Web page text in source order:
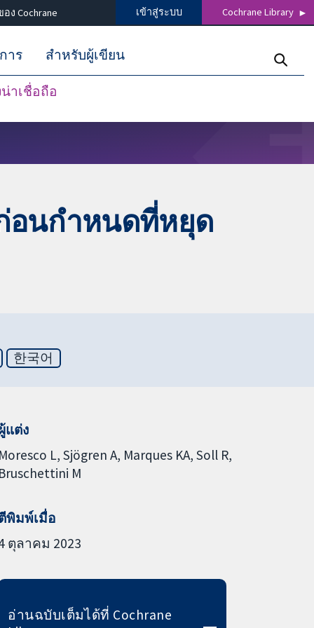
ง Cochrane เข้าสู่ระบบ Cochrane Library
าเชื่อถือ
าร สำหรับผู้เขียน
อนกำหนดที่หยุด
한국어
แต่ง
Moresco L Sjögren A Marques KA Soll R
Bruschettini M
พิมพ์เมื่อ
ตุลาคม 2023
อ่านฉบับเต็มได้ที่ Cochrane